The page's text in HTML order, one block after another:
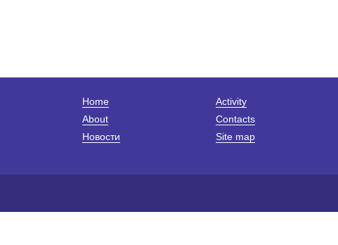
Home
About
Новости
Activity
Contacts
Site map